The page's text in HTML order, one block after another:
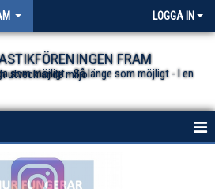
LOGGA IN
FRAM
länge som möjligt - I en trygg och utvecklande miljö.